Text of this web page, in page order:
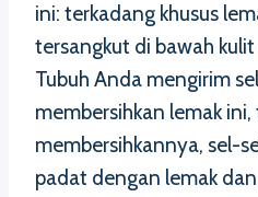
ini: terkadang khusus
tersangkut di bawah
Tubuh Anda mengirim
membersihkan lemak
membersihkannya, sel-
padat dengan lemak